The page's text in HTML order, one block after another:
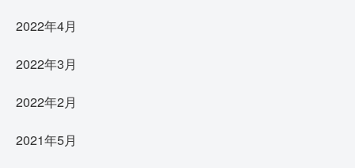
2022年4月
2022年3月
2022年2月
2021年5月